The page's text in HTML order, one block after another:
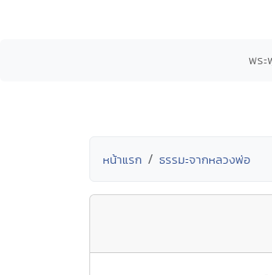
พระ
หน้าแรก ธรรมะจากหลวงพ่อ